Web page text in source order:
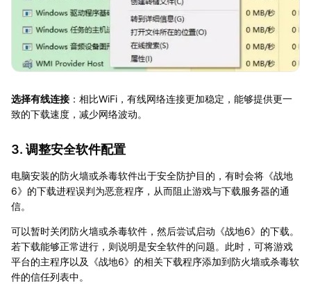
选择有线连接 ：相比WiFi，有线网络连接更加稳定，能够提供更一
致的下载速度，减少网络波动。
3. 调整安全软件配置
电脑安装的防火墙或杀毒软件出于安全防护目的，有时会将《战地
6》的下载进程误判为恶意程序，从而阻止游戏与下载服务器的通
信。
可以暂时关闭防火墙或杀毒软件，然后尝试启动《战地6》的下载。
若下载能够正常进行，则说明是安全软件的问题。此时，可将游戏
平台的主程序以及《战地6》的相关下载程序添加到防火墙或杀毒软
件的信任列表中。